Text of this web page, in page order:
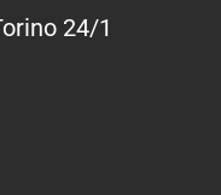
24/1